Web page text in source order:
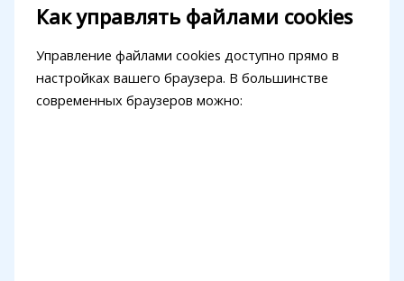
Как управлять файлами cookies
Управление файлами cookies доступно прямо в
настройках вашего браузера. В большинстве
современных браузеров можно: